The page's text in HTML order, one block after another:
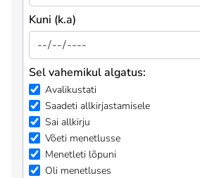
Kuni (k.a)
Sel vahemikul algatus:
Avalikustati
Saadeti allkirjastamisele
Sai allkirju
Võeti menetlusse
Menetleti lõpuni
Oli menetluses